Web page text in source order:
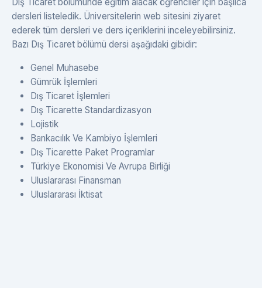
dersleri listeledik. Üniversitelerin web sitesini ziyaret
ederek tüm dersleri ve ders içeriklerini inceleyebilirsiniz.
Bazı Dış Ticaret bölümü dersi aşağıdaki gibidir:
Genel Muhasebe
Gümrük İşlemleri
Dış Ticaret İşlemleri
Dış Ticarette Standardizasyon
Lojistik
Bankacılık Ve Kambiyo İşlemleri
Dış Ticarette Paket Programlar
Türkiye Ekonomisi Ve Avrupa Birliği
Uluslararası Finansman
Uluslararası İktisat